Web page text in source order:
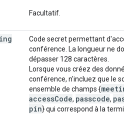
Facultatif.
Code secret permettant
conférence. La longueur ne doit
dépasser 128 caractères.
Lorsque vous créez des
conférence, n'incluez que le
ensemble de champs {
accessCode, passcode,
pin} qui correspond à la